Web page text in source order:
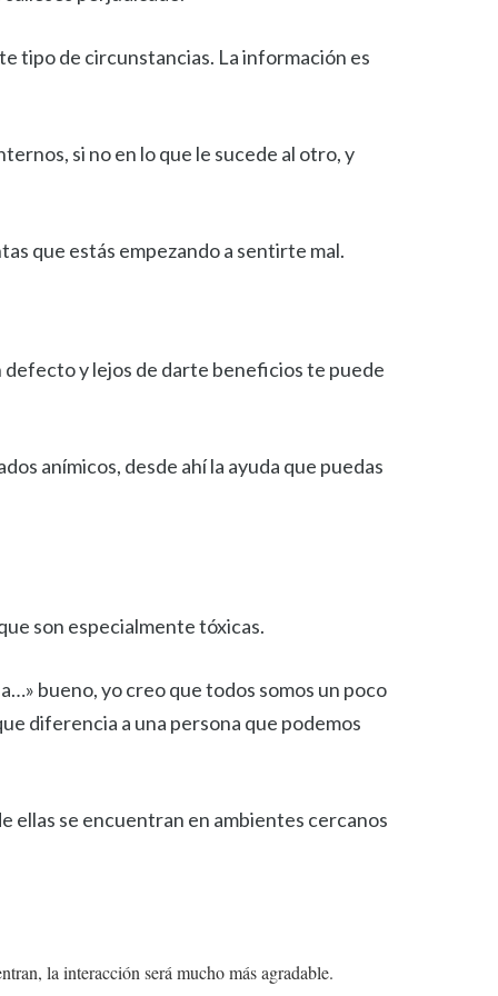
tipo de circunstancias. La información es
si no en lo que le sucede al otro, y
que estás empezando a sentirte mal.
defecto y lejos de darte beneficios te puede
anímicos, desde ahí la ayuda que puedas
son especialmente tóxicas.
bueno, yo creo que todos somos un poco
diferencia a una persona que podemos
ellas se encuentran en ambientes cercanos
la interacción será mucho más agradable.